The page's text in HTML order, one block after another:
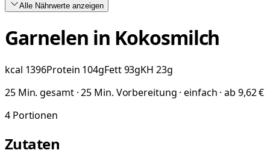
Alle Nährwerte anzeigen
Garnelen in Kokosmilch
kcal 1396Protein 104gFett93gKH 23g
25 Min. gesamt · 25 Min. Vorbereitung · einfach · ab 9,62 €
4 Portionen
Zutaten